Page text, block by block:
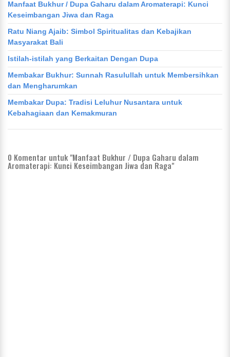
Manfaat Bukhur / Dupa Gaharu dalam Aromaterapi: Kunci
Keseimbangan Jiwa dan Raga
Ratu Niang Ajaib: Simbol Spiritualitas dan Kebajikan
Masyarakat Bali
Istilah-istilah yang Berkaitan Dengan Dupa
Membakar Bukhur: Sunnah Rasulullah untuk Membersihkan
dan Mengharumkan
Membakar Dupa: Tradisi Leluhur Nusantara untuk
Kebahagiaan dan Kemakmuran
0 Komentar untuk "Manfaat Bukhur / Dupa Gaharu dalam
Aromaterapi: Kunci Keseimbangan Jiwa dan Raga"